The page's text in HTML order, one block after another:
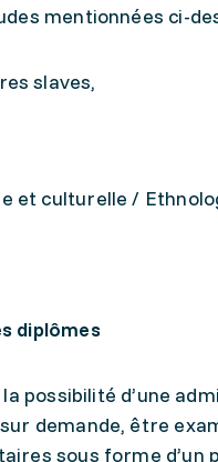
mentionnées ci-
slaves,
et culturelle /
diplômes
possibilité d’une
demande, être
sous forme d’un